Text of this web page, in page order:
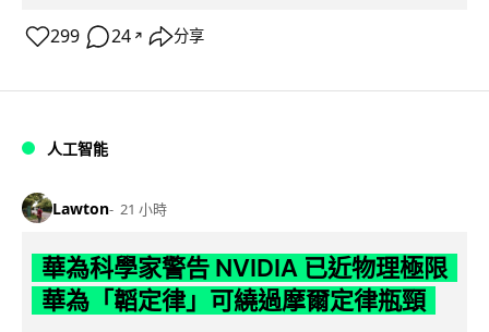
299 24 ↗ 分享
人工智能
Lawton 21 小時
華為科學家警告 NVIDIA 已近物理極限
華為「韜定律」可繞過摩爾定律瓶頸